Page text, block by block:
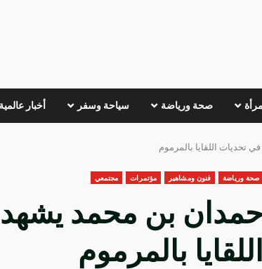
صحة ورياضة سياحة وسفر أخبار عالمية
اللقايا بالمرموم
صحة ورياضة فنون ومشاهير مؤتمرات مجتمعي
حمدان بن محمد
اللقايا بالمرموم